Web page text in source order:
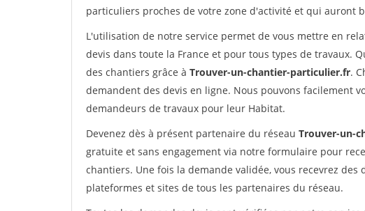
particuliers proches de votre zone d'activité et qui auront
L'utilisation de notre service permet de vous mettre en
devis dans toute la France et pour tous types de travaux.
des chantiers grâce à Trouver-un-chantier-particulier.fr.
demandent des devis en ligne. Nous pouvons facilement
demandeurs de travaux pour leur Habitat.
Devenez dès à présent partenaire du réseau Trouver-un-
gratuite et sans engagement via notre formulaire pour
chantiers. Une fois la demande validée, vous recevrez
plateformes et sites de tous les partenaires du réseau.